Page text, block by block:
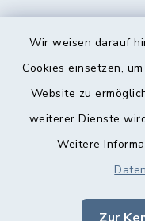
Wir weisen darauf
Cookies einsetzen,
Website zu
weiterer Dienste
Weitere